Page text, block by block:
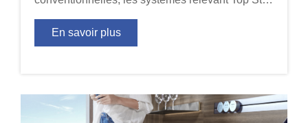
l’espace du meuble.
En savoir plus